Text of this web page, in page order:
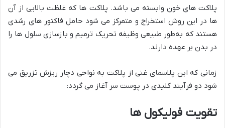
پلاکت‌ های خون وابسته می‌ باشد. پلاکت‌ ها که غلظت بالایی از آن‌
ها در این روش استخراج و متمرکز می‌ شود حامل فاکتور های رشدی
هستند که به‌طور طبیعی وظیفه تحریک ترمیم و بازسازی سلول‌ ها را
در بدن بر عهده دارند.
زمانی که این پلاسمای غنی از پلاکت به نواحی دچار ریزش تزریق می‌
شود دو فرآیند کلیدی در پوست سر آغاز می‌ گردد:
تقویت فولیکول‌ ها